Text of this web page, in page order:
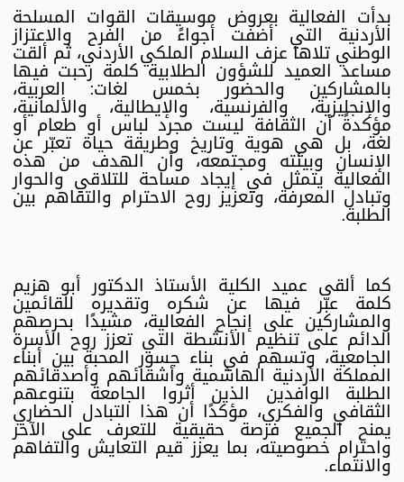
بدأت الفعالية بعروض موسيقات القوات المسلحة
الأردنية التي أضفت أجواءً من الفرح والاعتزاز
الوطني تلاها عزف السلام الملكي الأردني، ثم ألقت
مساعد العميد للشؤون الطلابية كلمة رحبت فيها
بالمشاركين والحضور بخمس لغات: العربية،
والإنجليزية، والفرنسية، والإيطالية، والألمانية،
مؤكدةً أن الثقافة ليست مجرد لباس أو طعام أو
لغة، بل هي هوية وتاريخ وطريقة حياة تعبّر عن
الإنسان وبيئته ومجتمعه، وأن الهدف من هذه
الفعالية يتمثل في إيجاد مساحة للتلاقي والحوار
وتبادل المعرفة، وتعزيز روح الاحترام والتفاهم بين
الطلبة.
كما ألقى عميد الكلية الأستاذ الدكتور أبو هزيم
كلمة عبّر فيها عن شكره وتقديره للقائمين
والمشاركين على إنجاح الفعالية، مشيدًا بحرصهم
الدائم على تنظيم الأنشطة التي تعزز روح الأسرة
الجامعية، وتسهم في بناء جسور المحبة بين أبناء
المملكة الأردنية الهاشمية وأشقائهم وأصدقائهم
الطلبة الوافدين الذين أثروا الجامعة بتنوعهم
الثقافي والفكري، مؤكدًا أن هذا التبادل الحضاري
يمنح الجميع فرصة حقيقية للتعرف على الآخر
واحترام خصوصيته، بما يعزز قيم التعايش والتفاهم
والانتماء.